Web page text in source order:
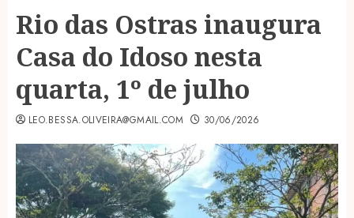
Rio das Ostras inaugura
Casa do Idoso nesta
quarta, 1º de julho
LEO.BESSA.OLIVEIRA@GMAIL.COM 30/06/2026